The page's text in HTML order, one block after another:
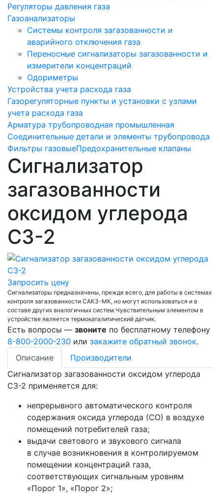
Регуляторы давления газа
Газоанализаторы
Системы контроля загазованности и
аварийного отключения газа
Переносные сигнализаторы загазованности и
измерители концентраций
Одориметры
Устройства учета расхода газа
Газорегуляторные пункты и установки с узлами
учета расхода газа
Арматура трубопроводная промышленная
Соединительные детали и элементы трубопровода
Фильтры газовыеПредохранительные клапаны
Сигнализатор
загазованности
оксидом углерода
СЗ-2
Запросить цену
Сигнализаторы предназначены, прежде всего, для работы в системах
контроля загазованности САКЗ-МК, но могут использоваться и в
составе других аналогичных систем.Чувствительным элементом в
устройстве является термокаталитический датчик.
Есть вопросы — звоните по бесплатному телефону
8-800-2000-230 или закажите обратный звонок.
Описание
Производители
Сигнализатор загазованности оксидом углерода
СЗ-2 применяется для:
непрерывного автоматического контроля
содержания оксида углерода (СО) в воздухе
помещений потребителей газа;
выдачи светового и звукового сигнала
в случае возникновения в контролируемом
помещении концентраций газа,
соответствующих сигнальным уровням
«Порог 1», «Порог 2»;